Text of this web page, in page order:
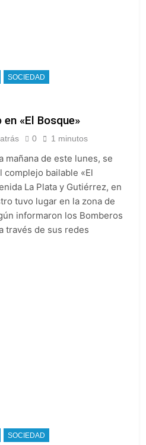
SOCIEDAD
«El Bosque»
0 1 minutos
mañana de este lunes, se
bailable «El
La Plata y Gutiérrez, en
tuvo lugar en la zona de
informaron los Bomberos
través de sus redes
SOCIEDAD